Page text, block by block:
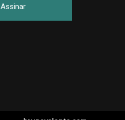
Assinar